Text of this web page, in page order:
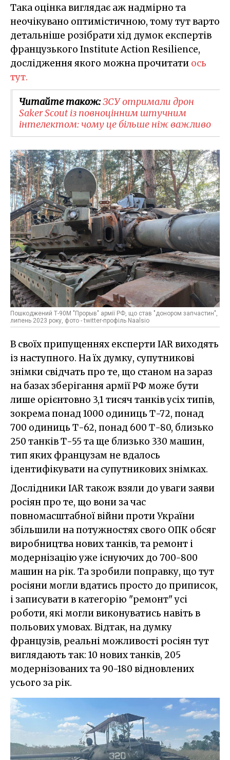
Така оцінка виглядає аж надмірно та
неочікувано оптимістичною, тому тут варто
детальніше розібрати хід думок експертів
французького Institute Action Resilience,
дослідження якого можна прочитати ось
тут.
Читайте також:ЗСУ отримали дрон
Saker Scout із повноцінним штучним
інтелектом: чому це більше ніж важливо
Пошкоджений Т-90М "Прорыв" армії РФ, що став "донором запчастин",
липень 2023 року, фото - twitter-профіль Naalsio
В своїх припущеннях експерти IAR виходять
із наступного. На їх думку, супутникові
знімки свідчать про те, що станом на зараз
на базах зберігання армії РФ може бути
лише орієнтовно 3,1 тисяч танків усіх типів,
зокрема понад 1000 одиниць Т-72, понад
700 одиниць Т-62, понад 600 Т-80, близько
250 танків Т-55 та ще близько 330 машин,
тип яких французам не вдалось
ідентифікувати на супутникових знімках.
Дослідники IAR також взяли до уваги заяви
росіян про те, що вони за час
повномасштабної війни проти України
збільшили на потужностях свого ОПК обсяг
виробництва нових танків, та ремонт і
модернізацію уже існуючих до 700-800
машин на рік. Та зробили поправку, що тут
росіяни могли вдатись просто до приписок,
і записувати в категорію "ремонт" усі
роботи, які могли виконуватись навіть в
польових умовах. Відтак, на думку
французів, реальні можливості росіян тут
виглядають так: 10 нових танків, 205
модернізованих та 90-180 відновлених
усього за рік.